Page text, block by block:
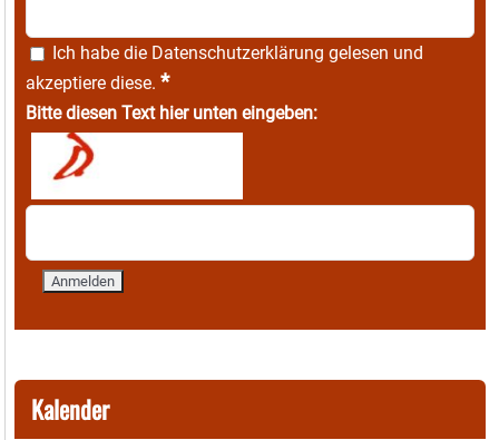
Ich habe die Datenschutzerklärung gelesen und
akzeptiere diese. *
Bitte diesen Text hier unten eingeben:
Kalender